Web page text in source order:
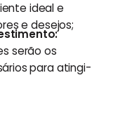
ideal e
e desejos;
serão os
para atingi-